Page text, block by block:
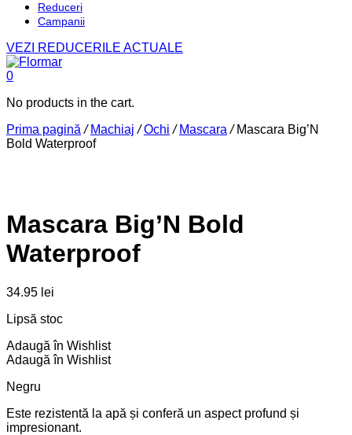
Reduceri
Campanii
VEZI REDUCERILE ACTUALE
0
No products in the cart.
Prima pagină / Machiaj /Ochi / Mascara / Mascara Big’N
Bold Waterproof
Mascara Big’N Bold
Waterproof
34.95 lei
Lipsă stoc
Adaugă în Wishlist
Adaugă în Wishlist
Negru
Este rezistentă la apă și conferă un aspect profund și
impresionant.